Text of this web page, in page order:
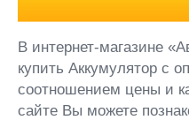
В интернет-магазине
купить Аккумулятор с
соотношением цены и
сайте Вы можете